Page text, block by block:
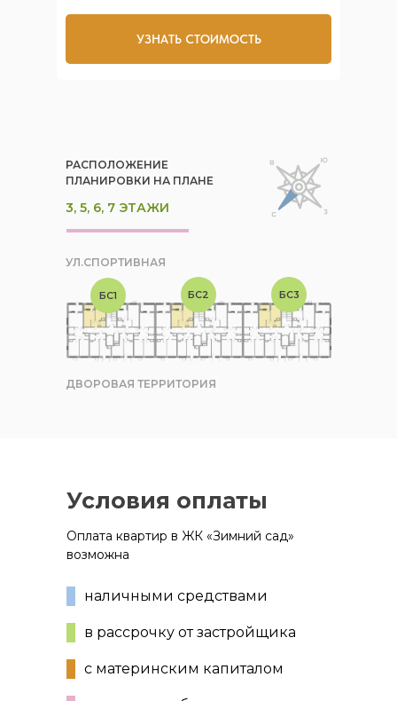
УЗНАТЬ СТОИМОСТЬ
УЛ.СПОРТИВНАЯ
ДВОРОВАЯ ТЕРРИТОРИЯ
РАСПОЛОЖЕНИЕ
ПЛАНИРОВКИ НА ПЛАНЕ
3, 5, 6, 7 ЭТАЖИ
БС1 БС2 БС3
наличными средствами
в рассрочку от застройщика
с материнским капиталом
Условия оплаты
Оплата квартир в ЖК «Зимний сад»
возможна